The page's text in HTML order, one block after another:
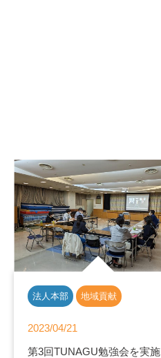
法人本部 地域貢献
2023/04/21
第3回TUNAGU勉強会を実施